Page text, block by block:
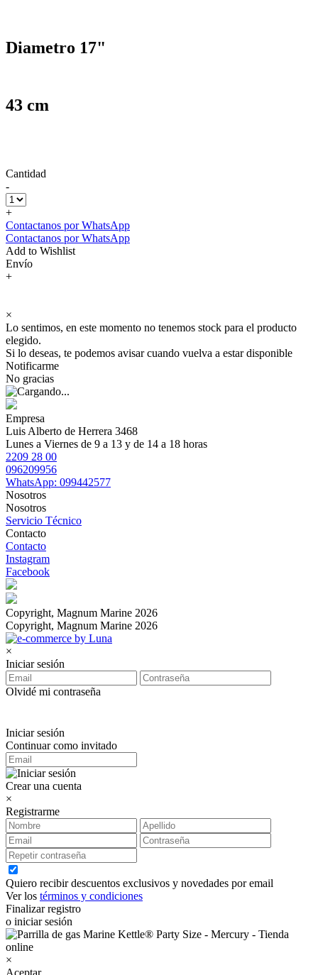
Diametro 17"
43 cm
Cantidad
-
+
Contactanos por WhatsApp
Contactanos por WhatsApp
Add to Wishlist
Envío
+
×
Lo sentimos, en este momento no tenemos stock para el producto
elegido.
Si lo deseas, te podemos avisar cuando vuelva a estar disponible
Notificarme
No gracias
Empresa
Luis Alberto de Herrera 3468
Lunes a Viernes de 9 a 13 y de 14 a 18 horas
2209 28 00
096209956
WhatsApp: 099442577
Nosotros
Nosotros
Servicio Técnico
Contacto
Contacto
Instagram
Facebook
Copyright, Magnum Marine 2026
Copyright, Magnum Marine 2026
×
Iniciar sesión
Olvidé mi contraseña
Iniciar sesión
Continuar como invitado
Crear una cuenta
×
Registrarme
Quiero recibir descuentos exclusivos y novedades por email
Ver los términos y condiciones
Finalizar registro
o iniciar sesión
×
Aceptar